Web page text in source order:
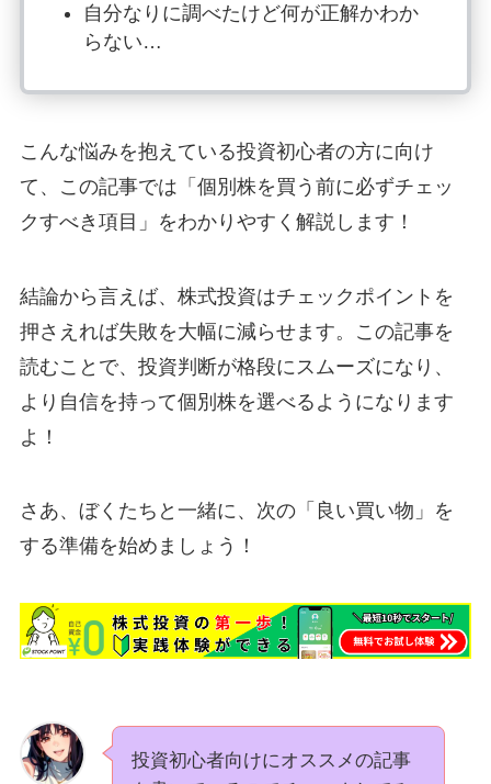
自分なりに調べたけど何が正解かわか
らない…
こんな悩みを抱えている投資初心者の方に向け
て、この記事では「個別株を買う前に必ずチェッ
クすべき項目」をわかりやすく解説します！
結論から言えば、株式投資はチェックポイントを
押さえれば失敗を大幅に減らせます。この記事を
読むことで、投資判断が格段にスムーズになり、
より自信を持って個別株を選べるようになります
よ！
さあ、ぼくたちと一緒に、次の「良い買い物」を
する準備を始めましょう！
投資初心者向けにオススメの記事